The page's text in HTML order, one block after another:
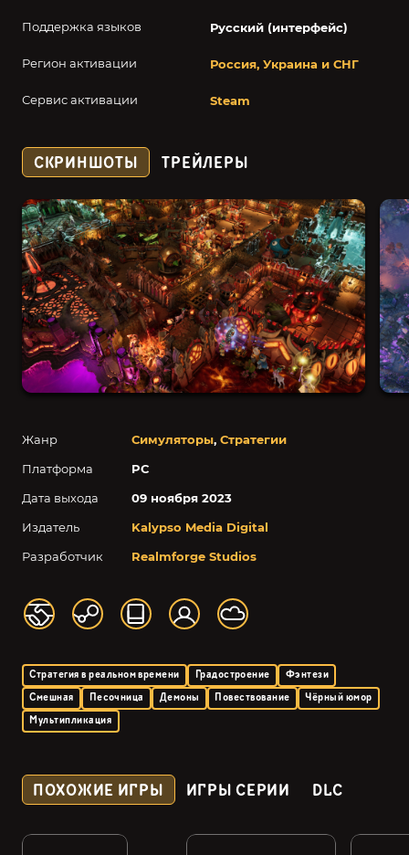
Поддержка языков Русский (интерфейс)
Регион активации Россия, Украина и СНГ
Сервис активации Steam
Жанр Симуляторы, Стратегии
Платформа
PC
Дата выхода
09 ноября 2023
Издатель
Kalypso Media Digital
Разработчик
Realmforge Studios
Стратегия в реальном времени Градостроение
Фэнтези
Смешная
Песочница Демоны Повествование
Чёрный юмор
Мультипликация
СКРИНШОТЫ ТРЕЙЛЕРЫ
ПОХОЖИЕ ИГРЫ ИГРЫ СЕРИИ DLC